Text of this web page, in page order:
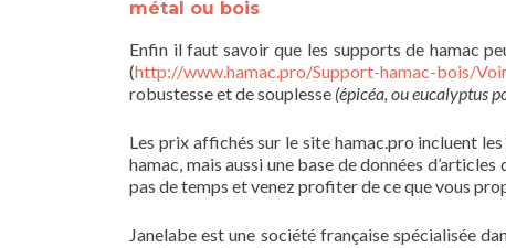
métal ou bois
Enfin il faut savoir que les supports de hamac
(http://www.hamac.pro/Support-hamac-bois/
robustesse et de souplesse (épicéa, ou eucalyptus
Les prix affichés sur le site hamac.pro incluent
hamac, mais aussi une base de données
pas de temps et venez profiter de ce que vous
Janelabe est une société française spécialisée